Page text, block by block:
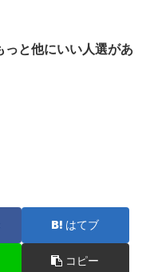
っと他にいい人選があ
はてブ
コピー